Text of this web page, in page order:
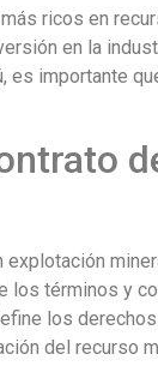
ricos en
en la
es importante
los términos y
los
del recurso